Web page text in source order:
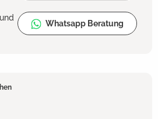
Whatsapp Beratung